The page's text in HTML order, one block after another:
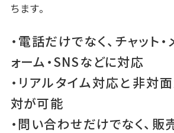
ちます。
・電話だけでなく、チャット
ォーム・SNSなどに対応
・リアルタイム対応と非対
対が可能
・問い合わせだけでなく、販